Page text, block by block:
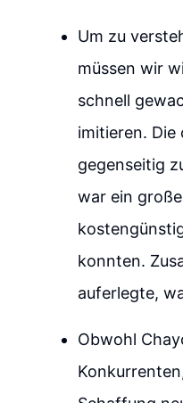
Um zu
müssen wir
schnell
imitieren.
gegenseitig
war ein
konnten.
auferlegte,
Obwohl